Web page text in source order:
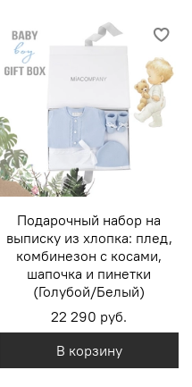
Подарочный набор на
выписку из хлопка: плед,
комбинезон с косами,
шапочка и пинетки
(Голубой/Белый)
22 290 руб.
В корзину